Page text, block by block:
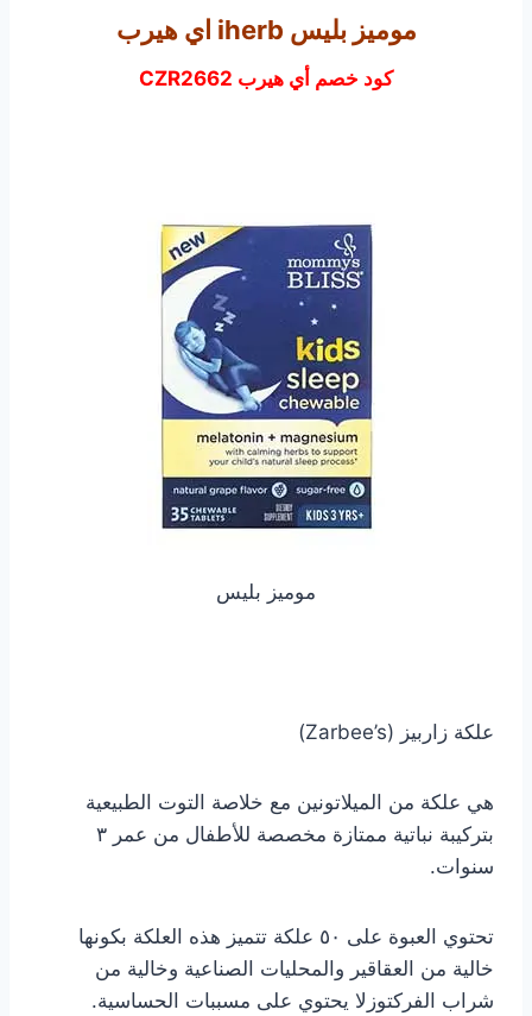
موميز بليس iherb اي هيرب
كود خصم أي هيرب CZR2662
موميز بليس
علكة زاربيز (Zarbee’s)
هي علكة من الميلاتونين مع خلاصة التوت الطبيعية
بتركيبة نباتية ممتازة مخصصة للأطفال من عمر ٣
سنوات.
تحتوي العبوة على ٥٠ علكة تتميز هذه العلكة بكونها
خالية من العقاقير والمحليات الصناعية وخالية من
شراب الفركتوزلا يحتوي على مسببات الحساسية.